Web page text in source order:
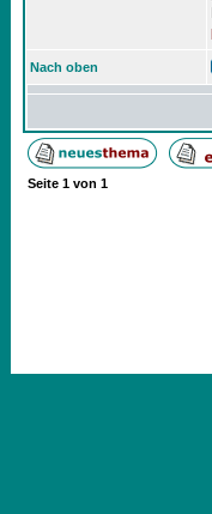
Nach oben
Seite 1 von 1